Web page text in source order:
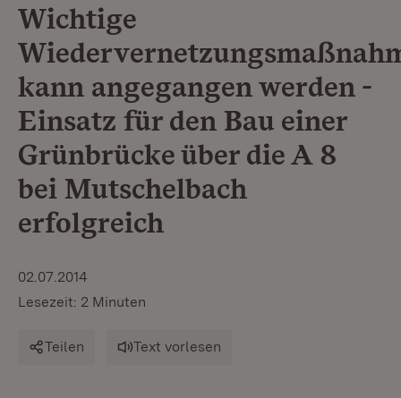
Wichtige
kann angegangen werden -
Einsatz für den Bau einer
Grünbrücke über die A 8
bei Mutschelbach
erfolgreich
02.07.2014
Lesezeit: 2 Minuten
Teilen Text vorlesen